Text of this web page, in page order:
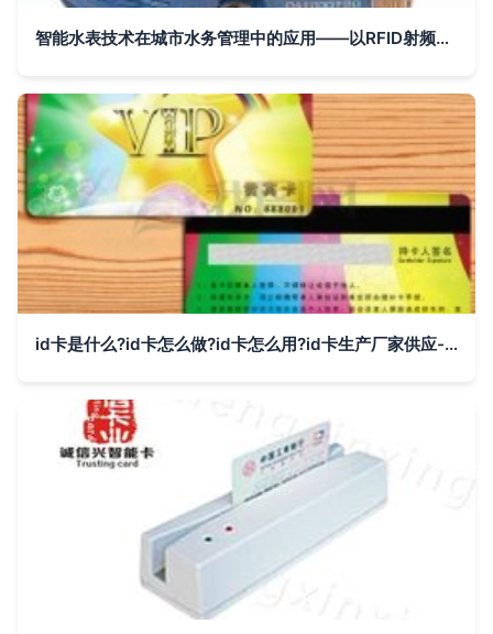
智能水表技术在城市水务管理中的应用——以RFID射频卡为例
id卡是什么?id卡怎么做?id卡怎么用?id卡生产厂家供应-射频卡-智能卡-安防、防护、消防-产品-国际企业网